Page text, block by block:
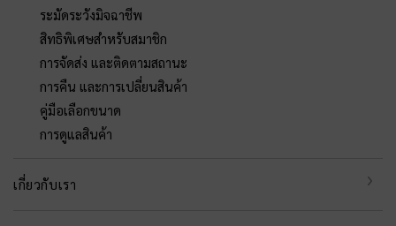
ระมัดระวังมิจฉาชีพ
สิทธิพิเศษสำหรับสมาชิก
การจัดส่ง และติดตามสถานะ
การคืน และการเปลี่ยนสินค้า
คู่มือเลือกขนาด
การดูแลสินค้า
เกี่ยวกับเรา